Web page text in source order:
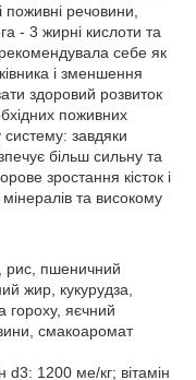
речовини,
- 3 жирні кислоти та
себе як
і зменшення
здоровий розвиток
поживних
завдяки
більш сильну та
зростання кісток і
та високому
рис, пшеничний
жир, кукурудза,
гороху, яєчний
смакоаромат
d3: 1200 ме/кг; вітамін